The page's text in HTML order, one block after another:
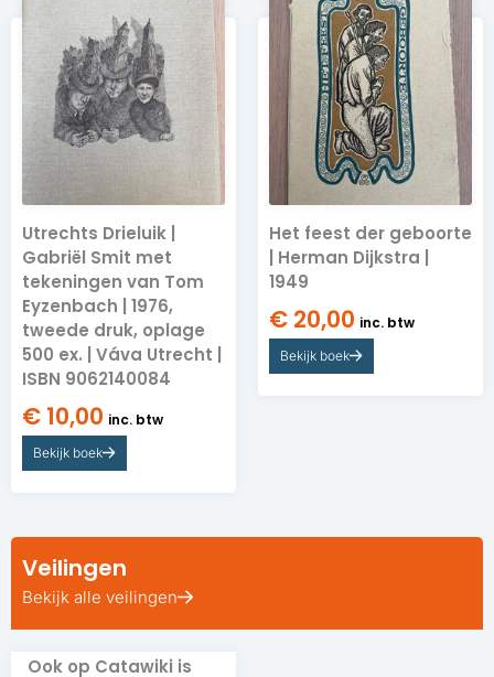
Utrechts Drieluik |
Gabriël Smit met
tekeningen van Tom
Eyzenbach | 1976,
tweede druk, oplage
500 ex. | Váva Utrecht |
ISBN 9062140084
€ 10,00 inc. btw
Bekijk boek
Het feest der geboorte
| Herman Dijkstra |
1949
€ 20,00 inc. btw
Bekijk boek
Veilingen
Bekijk alle veilingen
Ook op Catawiki is